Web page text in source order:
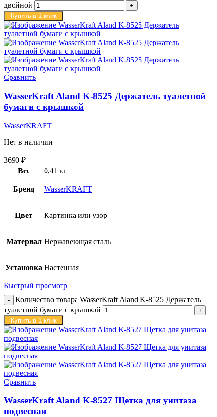
двойной
Купить в 1 клик
Сравнить
WasserKraft Aland K-8525 Держатель туалетной
бумаги с крышкой
WasserKRAFT
Нет в наличии
3690 ₽
Вес
0,41 кг
Бренд WasserKRAFT
Цвет Картинка или узор
Материал Нержавеющая сталь
Установка Настенная
Быстрый просмотр
Количество товара WasserKraft Aland K-8525 Держатель
туалетной бумаги с крышкой
Купить в 1 клик
Сравнить
WasserKraft Aland K-8527 Щетка для унитаза
подвесная